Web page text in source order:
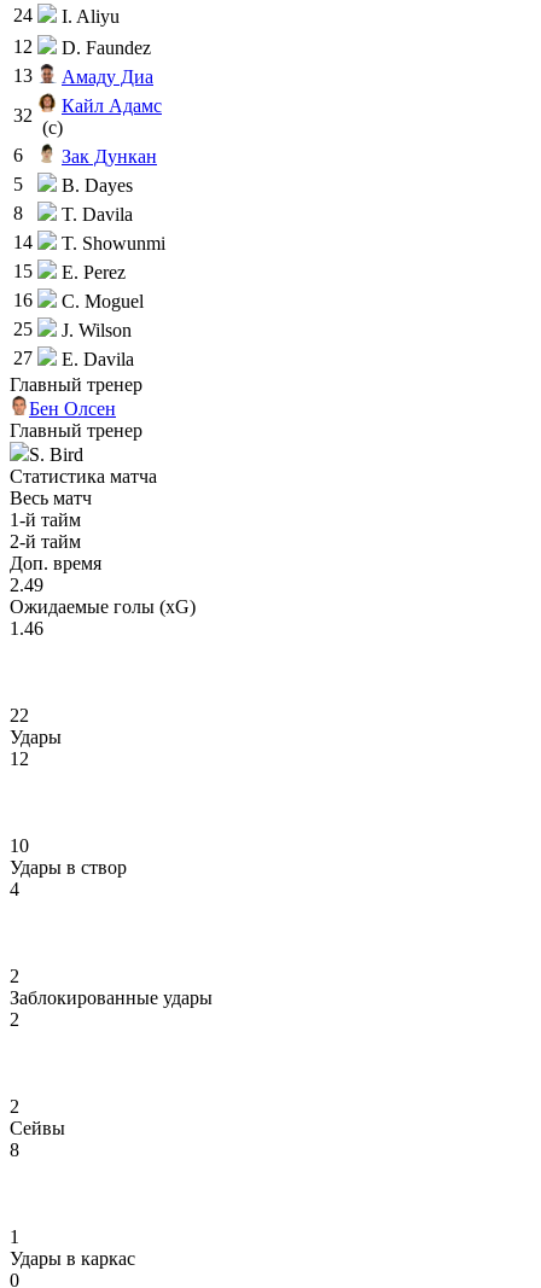
24
I. Aliyu
12
D. Faundez
13
Амаду Диа
32
Кайл Адамс
(c)
6
Зак Дункан
5
B. Dayes
8
T. Davila
14
T. Showunmi
15
E. Perez
16
C. Moguel
25
J. Wilson
27
E. Davila
Главный тренер
Бен Олсен
Главный тренер
S. Bird
Статистика матча
Весь матч
1-й тайм
2-й тайм
Доп. время
2.49
Ожидаемые голы (xG)
1.46
22
Удары
12
10
Удары в створ
4
2
Заблокированные удары
2
2
Сейвы
8
1
Удары в каркас
0